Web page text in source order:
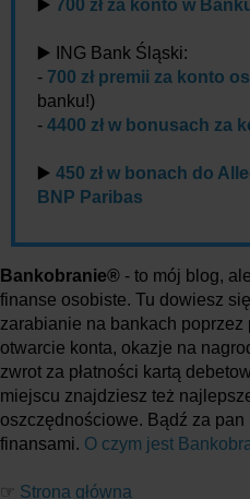
▶️ 700 zł za konto w
▶️ ING Bank Śląski:
- 700 zł premii za konto
banku!)
- 4400 zł w bonusach za
▶️ 450 zł w bonach do
BNP Paribas
Bankobranie® - to mój blog,
finanse osobiste. Tu dowiesz
zarabianie na bankach
otwarcie konta, okazje na
zwrot za płatności kartą
miejscu znajdziesz też
oszczędnościowe. Bądź za
finansami. O czym jest
☞ Strona główna